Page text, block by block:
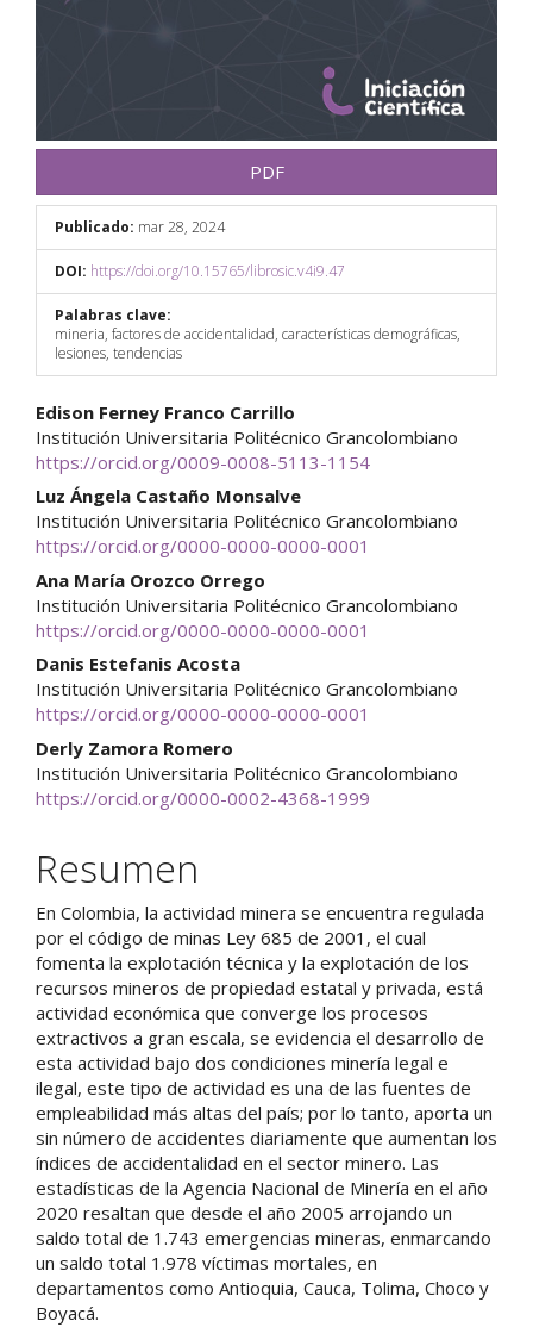
PDF
Publicado: mar 28, 2024
DOI: https://doi.org/10.15765/librosic.v4i9.47
Palabras clave:
mineria, factores de accidentalidad, características demográficas,
lesiones, tendencias
Contenido
principal
del
artículo
Edison Ferney Franco Carrillo
Institución Universitaria Politécnico Grancolombiano
https://orcid.org/0009-0008-5113-1154
Luz Ángela Castaño Monsalve
Institución Universitaria Politécnico Grancolombiano
https://orcid.org/0000-0000-0000-0001
Ana María Orozco Orrego
Institución Universitaria Politécnico Grancolombiano
https://orcid.org/0000-0000-0000-0001
Danis Estefanis Acosta
Institución Universitaria Politécnico Grancolombiano
https://orcid.org/0000-0000-0000-0001
Derly Zamora Romero
Institución Universitaria Politécnico Grancolombiano
https://orcid.org/0000-0002-4368-1999
Resumen
En Colombia, la actividad minera se encuentra regulada
por el código de minas Ley 685 de 2001, el cual
fomenta la explotación técnica y la explotación de los
recursos mineros de propiedad estatal y privada, está
actividad económica que converge los procesos
extractivos a gran escala, se evidencia el desarrollo de
esta actividad bajo dos condiciones minería legal e
ilegal, este tipo de actividad es una de las fuentes de
empleabilidad más altas del país; por lo tanto, aporta un
sin número de accidentes diariamente que aumentan los
índices de accidentalidad en el sector minero. Las
estadísticas de la Agencia Nacional de Minería en el año
2020 resaltan que desde el año 2005 arrojando un
saldo total de 1.743 emergencias mineras, enmarcando
un saldo total 1.978 víctimas mortales, en
departamentos como Antioquia, Cauca, Tolima, Choco y
Boyacá.